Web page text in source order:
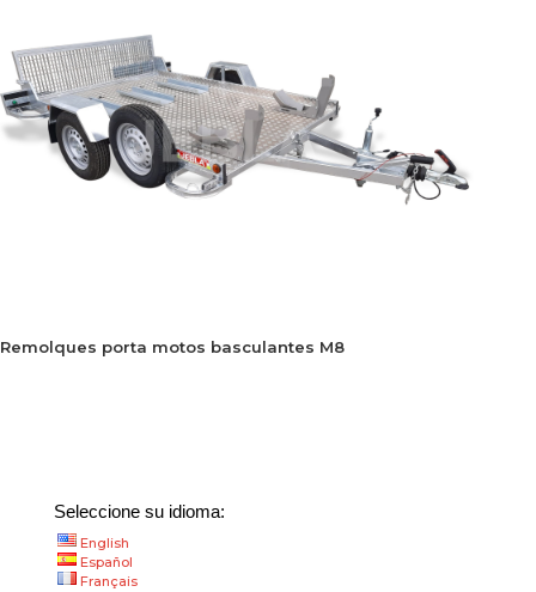
Remolques porta motos basculantes M8
Seleccione su idioma:
English
Español
Français